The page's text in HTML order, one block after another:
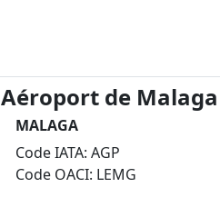
Aéroport de Malaga
MALAGA
Code IATA: AGP
Code OACI: LEMG